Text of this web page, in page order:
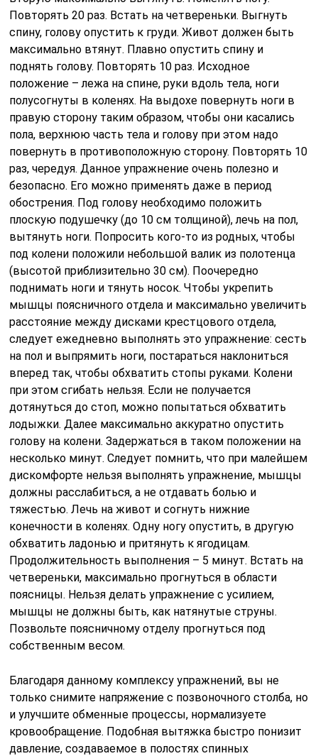
Повторять 20 раз. Встать на четвереньки. Выгнуть
спину, голову опустить к груди. Живот должен быть
максимально втянут. Плавно опустить спину и
поднять голову. Повторять 10 раз. Исходное
положение – лежа на спине, руки вдоль тела, ноги
полусогнуты в коленях. На выдохе повернуть ноги в
правую сторону таким образом, чтобы они касались
пола, верхнюю часть тела и голову при этом надо
повернуть в противоположную сторону. Повторять 10
раз, чередуя. Данное упражнение очень полезно и
безопасно. Его можно применять даже в период
обострения. Под голову необходимо положить
плоскую подушечку (до 10 см толщиной), лечь на пол,
вытянуть ноги. Попросить кого-то из родных, чтобы
под колени положили небольшой валик из полотенца
(высотой приблизительно 30 см). Поочередно
поднимать ноги и тянуть носок. Чтобы укрепить
мышцы поясничного отдела и максимально увеличить
расстояние между дисками крестцового отдела,
следует ежедневно выполнять это упражнение: сесть
на пол и выпрямить ноги, постараться наклониться
вперед так, чтобы обхватить стопы руками. Колени
при этом сгибать нельзя. Если не получается
дотянуться до стоп, можно попытаться обхватить
лодыжки. Далее максимально аккуратно опустить
голову на колени. Задержаться в таком положении на
несколько минут. Следует помнить, что при малейшем
дискомфорте нельзя выполнять упражнение, мышцы
должны расслабиться, а не отдавать болью и
тяжестью. Лечь на живот и согнуть нижние
конечности в коленях. Одну ногу опустить, в другую
обхватить ладонью и притянуть к ягодицам.
Продолжительность выполнения – 5 минут. Встать на
четвереньки, максимально прогнуться в области
поясницы. Нельзя делать упражнение с усилием,
мышцы не должны быть, как натянутые струны.
Позвольте поясничному отделу прогнуться под
собственным весом.
Благодаря данному комплексу упражнений, вы не
только снимите напряжение с позвоночного столба, но
и улучшите обменные процессы, нормализуете
кровообращение. Подобная вытяжка быстро понизит
давление, создаваемое в полостях спинных